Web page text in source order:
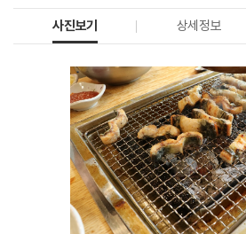
사진보기 상세정보